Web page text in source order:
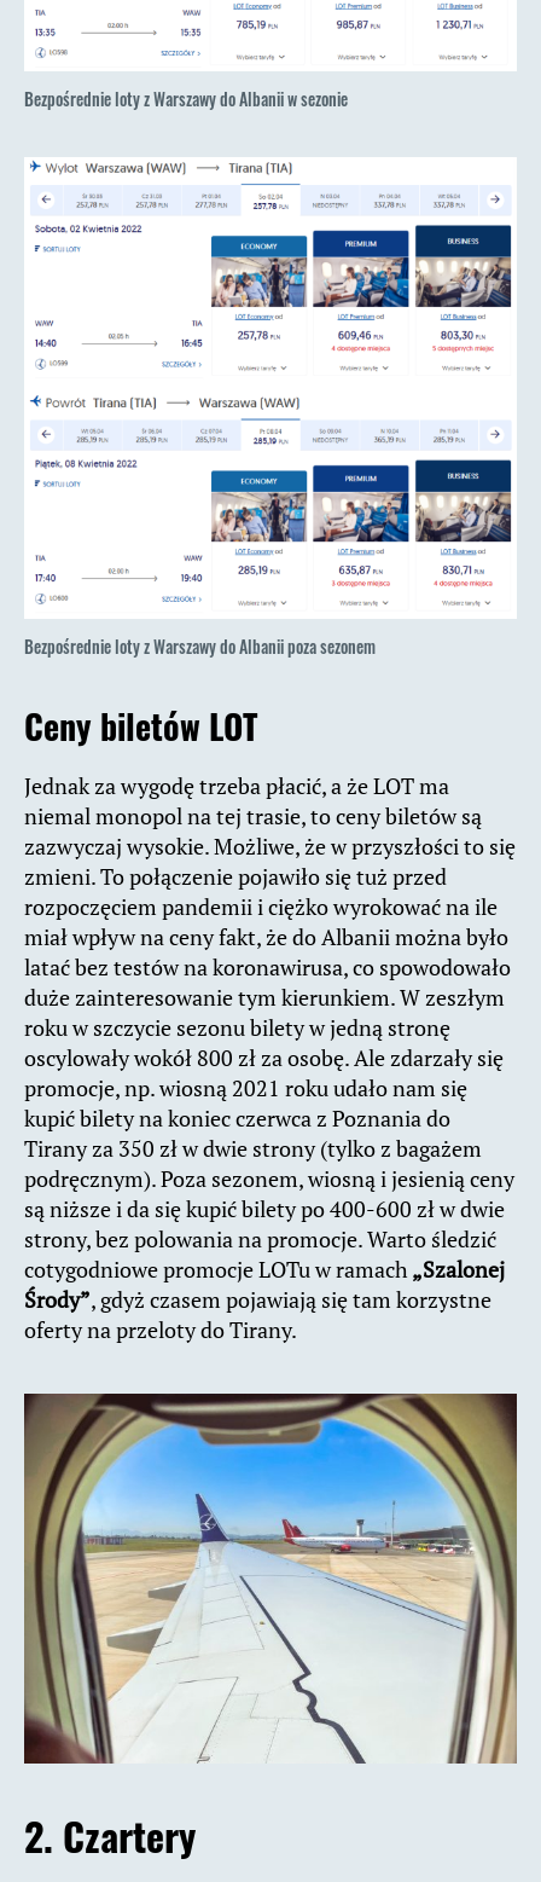
Bezpośrednie loty z Warszawy do Albanii w sezonie
Bezpośrednie loty z Warszawy do Albanii poza sezonem
Ceny biletów LOT
Jednak za wygodę trzeba płacić, a że LOT ma
niemal monopol na tej trasie, to ceny biletów są
zazwyczaj wysokie. Możliwe, że w przyszłości to się
zmieni. To połączenie pojawiło się tuż przed
rozpoczęciem pandemii i ciężko wyrokować na ile
miał wpływ na ceny fakt, że do Albanii można było
latać bez testów na koronawirusa, co spowodowało
duże zainteresowanie tym kierunkiem. W zeszłym
roku w szczycie sezonu bilety w jedną stronę
oscylowały wokół 800 zł za osobę. Ale zdarzały się
promocje, np. wiosną 2021 roku udało nam się
kupić bilety na koniec czerwca z Poznania do
Tirany za 350 zł w dwie strony (tylko z bagażem
podręcznym). Poza sezonem, wiosną i jesienią ceny
są niższe i da się kupić bilety po 400-600 zł w dwie
strony, bez polowania na promocje. Warto śledzić
cotygodniowe promocje LOTu w ramach „Szalonej
Środy”, gdyż czasem pojawiają się tam korzystne
oferty na przeloty do Tirany.
2. Czartery